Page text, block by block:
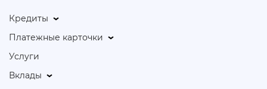
Кредиты
Платежные карточки
Услуги
Вклады